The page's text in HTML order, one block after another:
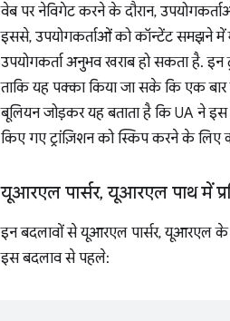
वेब पर नेविगेट करने के दौरान,
इससे, उपयोगकर्ताओं को कॉन्टेंट समझने में
उपयोगकर्ता अनुभव खराब हो सकता है. इन
ताकि यह पक्का किया जा सके कि एक बार
बूलियन जोड़कर यह बताता है कि UA ने
किए गए ट्रांज़िशन को स्किप करने के
यूआरएल पार्सर, यूआरएल पाथ में
इन बदलावों से यूआरएल पार्सर, यूआरएल के
इस बदलाव से पहले: